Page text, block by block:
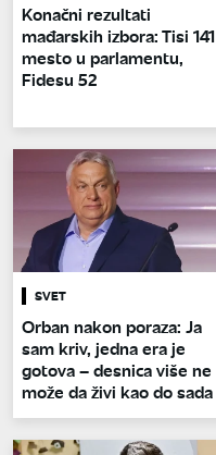
Konačni rezultati
mađarskih izbora: Tisi 141
mesto u parlamentu,
Fidesu 52
SVET
Orban nakon poraza: Ja
sam kriv, jedna era je
gotova – desnica više ne
može da živi kao do sada